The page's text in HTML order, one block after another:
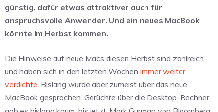
günstig, dafür etwas attraktiver auch für
anspruchsvolle Anwender. Und ein neues MacBook
könnte im Herbst kommen.
Die Hinweise auf neue Macs diesen Herbst sind zahlreich
und haben sich in den letzten Wochen immer weiter
verdichte. Bislang wurde aber zumeist über das neue
MacBook gesprochen. Gerüchte über die Desktop-Rechner